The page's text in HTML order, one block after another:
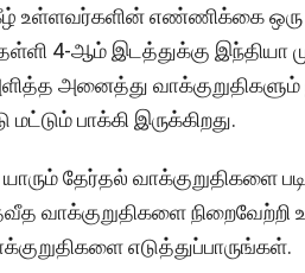
உள்ளவர்களின் எண்ணிக்கை ஒரு
4-ஆம் இடத்துக்கு இந்தியா
அனைத்து
மட்டும் பாக்கி இருக்கிறது.
தேர்தல் வாக்குறுதிகளை
வாக்குறுதிகளை நிறைவேற்றி
எடுத்துப்பாருங்கள்.